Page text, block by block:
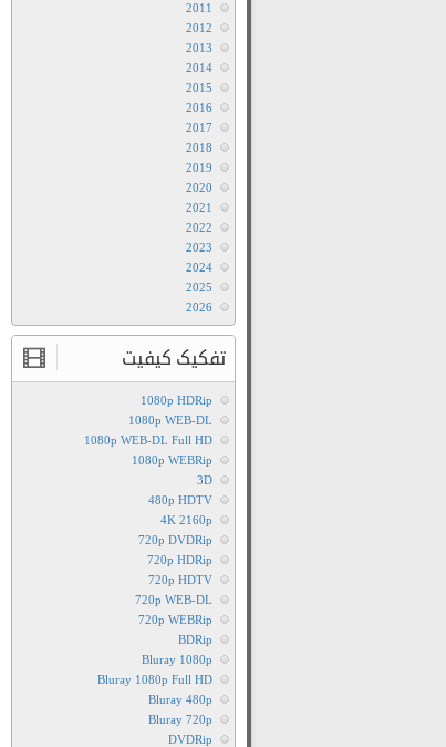
2011
2012
2013
2014
2015
2016
2017
2018
2019
2020
2021
2022
2023
2024
2025
2026
تفکیک کیفیت
1080p HDRip
1080p WEB-DL
1080p WEB-DL Full HD
1080p WEBRip
3D
480p HDTV
4K 2160p
720p DVDRip
720p HDRip
720p HDTV
720p WEB-DL
720p WEBRip
BDRip
Bluray 1080p
Bluray 1080p Full HD
Bluray 480p
Bluray 720p
DVDRip